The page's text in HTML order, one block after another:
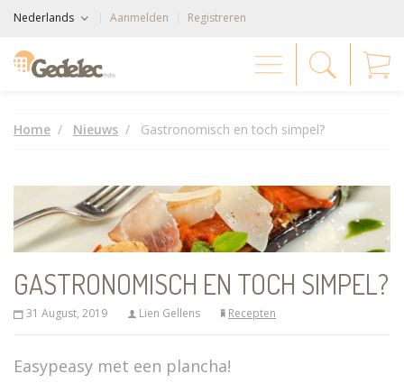
Nederlands Aanmelden Registreren
Home Nieuws Gastronomisch en toch simpel?
GASTRONOMISCH EN TOCH SIMPEL?
31 August, 2019 Lien Gellens Recepten
Easypeasy met een plancha!